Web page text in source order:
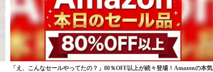
「え、こんなセールやってたの？」80％OFF以上が続々登場！Amazonの本気